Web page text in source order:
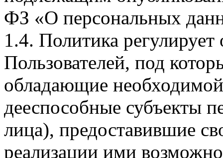
ФЗ «О персональных
1.4. Политика
Пользователей, под
обладающие
дееспособные субъекты
лица), предоставившие
реализации ими